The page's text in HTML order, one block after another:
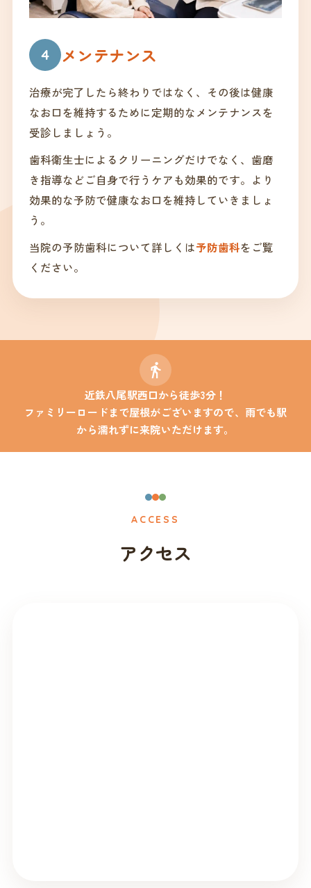
4 メンテナンス
治療が完了したら終わりではなく、その後は健康
なお口を維持するために定期的なメンテナンスを
受診しましょう。
歯科衛生士によるクリーニングだけでなく、歯磨
き指導などご自身で行うケアも効果的です。より
効果的な予防で健康なお口を維持していきましょ
う。
当院の予防歯科について詳しくは予防歯科をご覧
ください。
近鉄八尾駅西口から徒歩3分！
ファミリーロードまで屋根がございますので、雨でも駅
から濡れずに来院いただけます。
ACCESS
アクセス